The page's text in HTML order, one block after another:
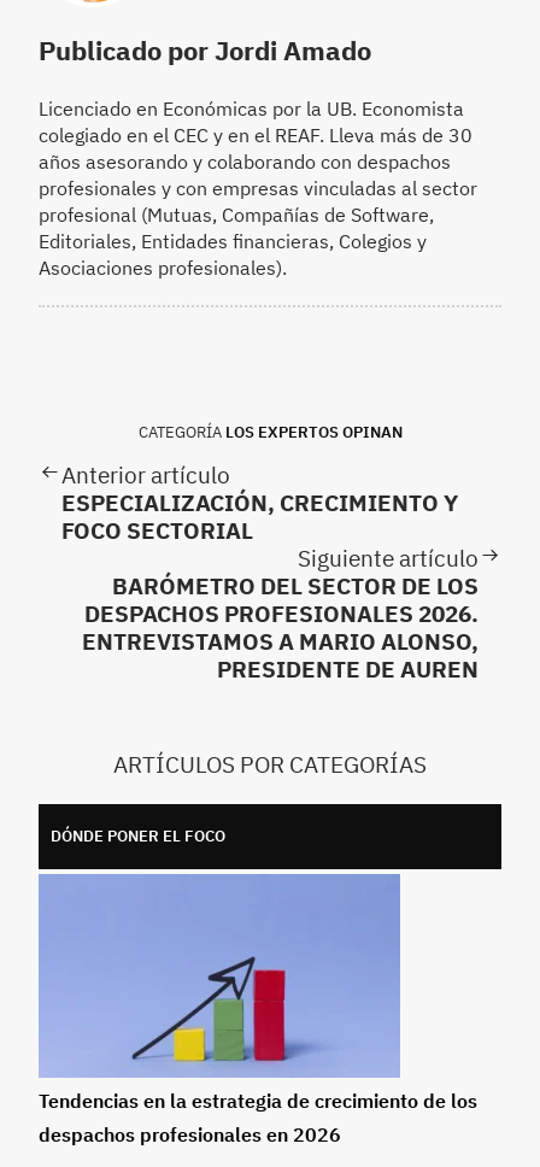
Publicado por Jordi Amado
Licenciado en Económicas por la UB. Economista
colegiado en el CEC y en el REAF. Lleva más de 30
años asesorando y colaborando con despachos
profesionales y con empresas vinculadas al sector
profesional (Mutuas, Compañías de Software,
Editoriales, Entidades financieras, Colegios y
Asociaciones profesionales).
CATEGORÍA LOS EXPERTOS OPINAN
Anterior artículo
ESPECIALIZACIÓN, CRECIMIENTO Y
FOCO SECTORIAL
Siguiente artículo
BARÓMETRO DEL SECTOR DE LOS
DESPACHOS PROFESIONALES 2026.
ENTREVISTAMOS A MARIO ALONSO,
PRESIDENTE DE AUREN
ARTÍCULOS POR CATEGORÍAS
DÓNDE PONER EL FOCO
Tendencias en la estrategia de crecimiento de los
despachos profesionales en 2026